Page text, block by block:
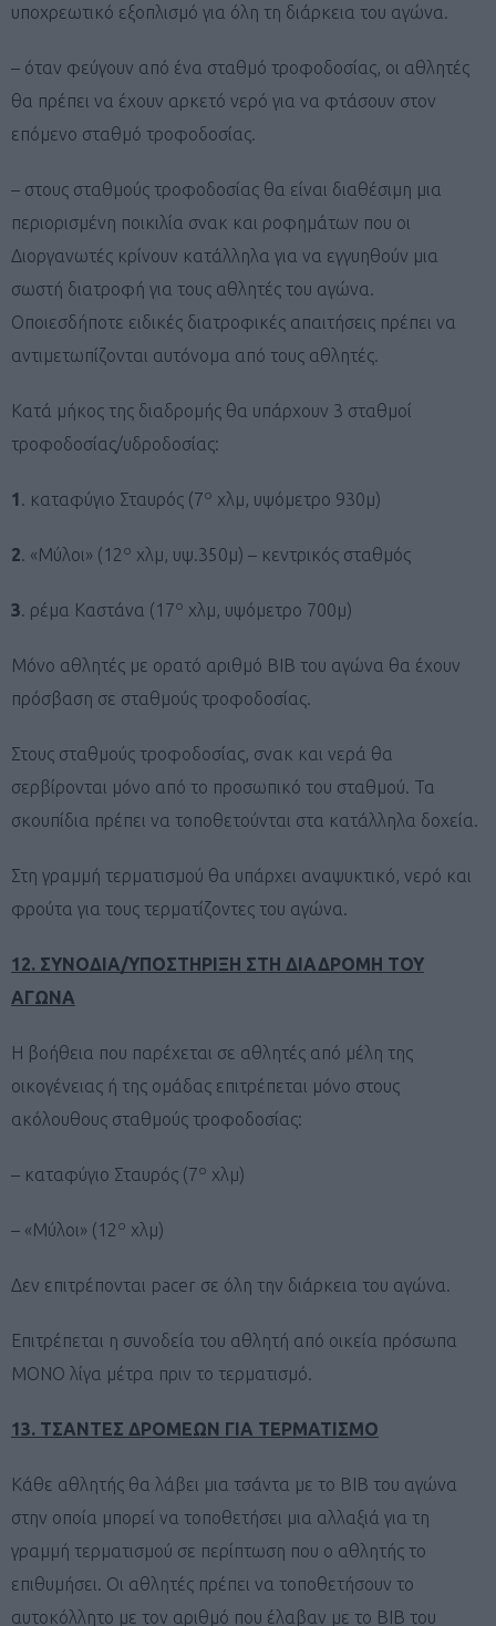
υποχρεωτικό εξοπλισμό για όλη τη διάρκεια του αγώνα.
– όταν φεύγουν από ένα σταθμό τροφοδοσίας, οι αθλητές
θα πρέπει να έχουν αρκετό νερό για να φτάσουν στον
επόμενο σταθμό τροφοδοσίας.
– στους σταθμούς τροφοδοσίας θα είναι διαθέσιμη μια
περιορισμένη ποικιλία σνακ και ροφημάτων που οι
Διοργανωτές κρίνουν κατάλληλα για να εγγυηθούν μια
σωστή διατροφή για τους αθλητές του αγώνα.
Οποιεσδήποτε ειδικές διατροφικές απαιτήσεις πρέπει να
αντιμετωπίζονται αυτόνομα από τους αθλητές.
Κατά μήκος της διαδρομής θα υπάρχουν 3 σταθμοί
τροφοδοσίας/υδροδοσίας:
1. καταφύγιο Σταυρός (7ο χλμ, υψόμετρο 930μ)
2. «Μύλοι» (12 ο χλμ, υψ.350μ) – κεντρικός σταθμός
3. ρέμα Καστάνα (17ο χλμ, υψόμετρο 700μ)
Μόνο αθλητές με ορατό αριθμό BIB του αγώνα θα έχουν
πρόσβαση σε σταθμούς τροφοδοσίας.
Στους σταθμούς τροφοδοσίας, σνακ και νερά θα
σερβίρονται μόνο από το προσωπικό του σταθμού. Τα
σκουπίδια πρέπει να τοποθετούνται στα κατάλληλα δοχεία.
Στη γραμμή τερματισμού θα υπάρχει αναψυκτικό, νερό και
φρούτα για τους τερματίζοντες του αγώνα.
12. ΣΥΝΟΔΙΑ/ΥΠΟΣΤΗΡΙΞΗ ΣΤΗ ΔΙΑΔΡΟΜΗ ΤΟΥ
ΑΓΩΝΑ
Η βοήθεια που παρέχεται σε αθλητές από μέλη της
οικογένειας ή της ομάδας επιτρέπεται μόνο στους
ακόλουθους σταθμούς τροφοδοσίας:
– καταφύγιο Σταυρός (7ο χλμ)
– «Μύλοι» (12 ο χλμ)
Δεν επιτρέπονται pacer σε όλη την διάρκεια του αγώνα.
Επιτρέπεται η συνοδεία του αθλητή από οικεία πρόσωπα
ΜΟΝΟ λίγα μέτρα πριν το τερματισμό.
13. ΤΣΑΝΤΕΣ ΔΡΟΜΕΩΝ ΓΙΑ ΤΕΡΜΑΤΙΣΜΟ
Κάθε αθλητής θα λάβει μια τσάντα με το BIB του αγώνα
στην οποία μπορεί να τοποθετήσει μια αλλαξιά για τη
γραμμή τερματισμού σε περίπτωση που ο αθλητής το
επιθυμήσει. Οι αθλητές πρέπει να τοποθετήσουν το
αυτοκόλλητο με τον αριθμό που έλαβαν με το BIB του